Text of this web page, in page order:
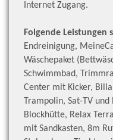
Internet Zugang.
Folgende Leistungen
Endreinigung,
Wäschepaket
Schwimmbad,
Center mit Kicker,
Trampolin, Sat-TV
Blockhütte, Relax
mit Sandkasten, 8m